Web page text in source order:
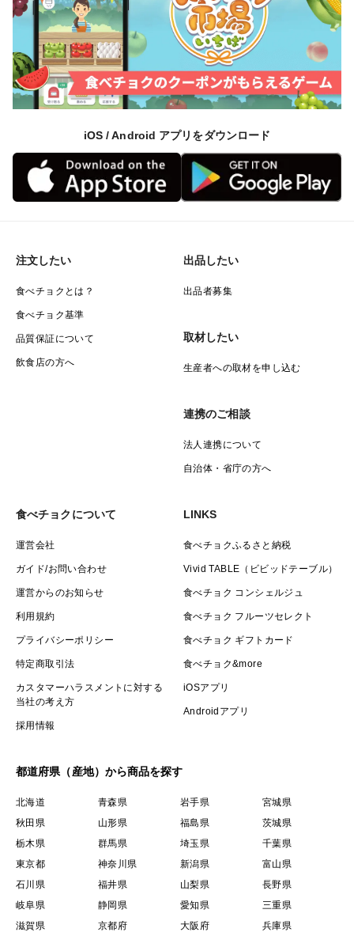
iOS / Android アプリをダウンロード
注文したい
食べチョクとは？
食べチョク基準
品質保証について
飲食店の方へ
出品したい
出品者募集
取材したい
生産者への取材を申し込む
連携のご相談
法人連携について
自治体・省庁の方へ
食べチョクについて
運営会社
ガイド/お問い合わせ
運営からのお知らせ
利用規約
プライバシーポリシー
特定商取引法
カスタマーハラスメントに対する
当社の考え方
採用情報
LINKS
食べチョクふるさと納税
Vivid TABLE（ビビッドテーブル）
食べチョク コンシェルジュ
食べチョク フルーツセレクト
食べチョク ギフトカード
食べチョク&more
iOSアプリ
Androidアプリ
都道府県（産地）から商品を探す
北海道 青森県 岩手県
宮城県
秋田県
山形県 福島県
茨城県
栃木県
群馬県 埼玉県
千葉県
東京都
神奈川県 新潟県
富山県
石川県
福井県 山梨県
長野県
岐阜県
静岡県 愛知県
三重県
滋賀県
京都府 大阪府 兵庫県